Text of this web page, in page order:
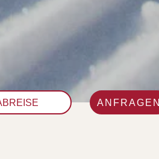
ANFRAGEN